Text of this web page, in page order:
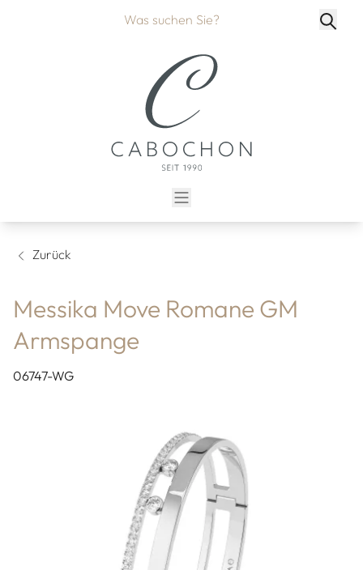
Zurück
Messika Move Romane GM
Armspange
06747-WG